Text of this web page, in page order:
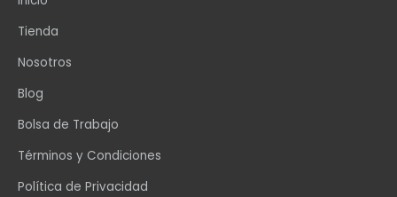
Tienda
Nosotros
Blog
Bolsa de Trabajo
Términos y Condiciones
Política de Privacidad